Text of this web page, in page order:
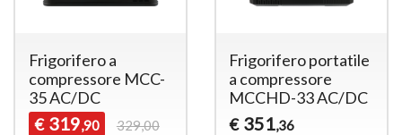
Frigorifero a
compressore MCC-
35 AC/DC
€ 319,90 329,00
Frigorifero portatile
a compressore
MCCHD-33 AC/DC
€ 351,36